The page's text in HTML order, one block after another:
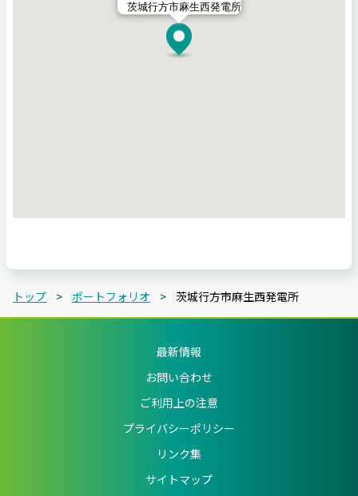
茨城行方市麻生西発電所
トップ ポートフォリオ 茨城行方市麻生西発電所
最新情報
お問い合わせ
ご利用上の注意
プライバシーポリシー
リンク集
サイトマップ